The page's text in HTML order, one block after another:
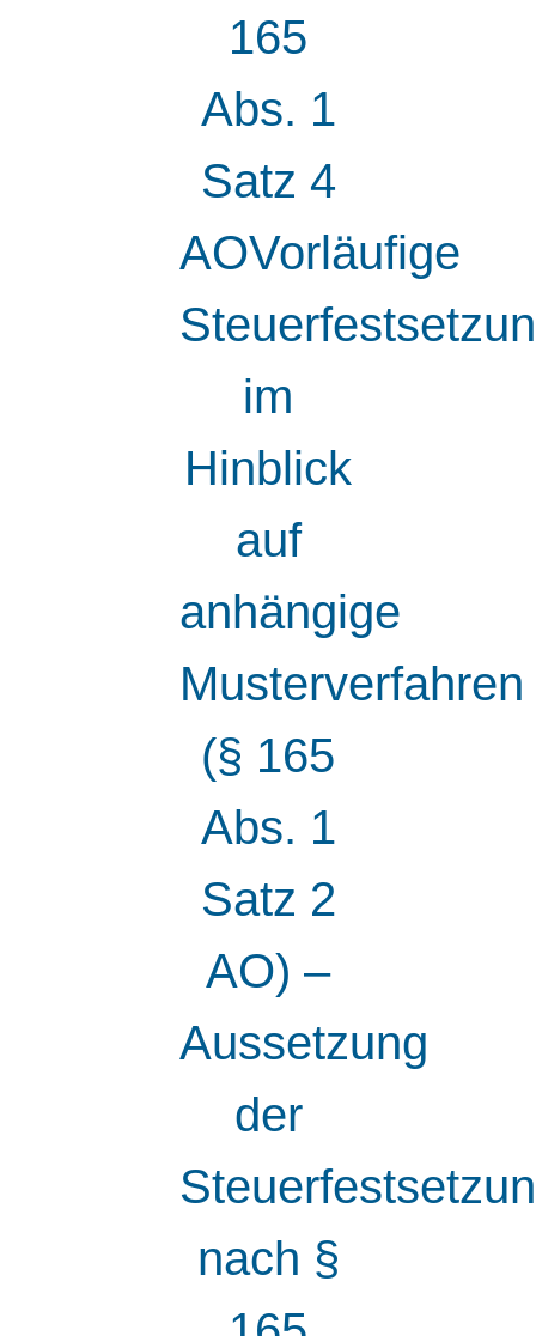
165
Abs. 1
Satz 4
AOVorläufige
im
Hinblick
auf
anhängige
Musterverfahren
(§ 165
Abs. 1
Satz 2
AO) –
Aussetzung
der
nach §